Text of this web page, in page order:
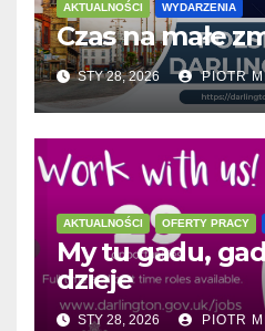
AKTUALNOŚCI WYDARZENIA
Czas na małe
STY 28, 2026 PIOTR
AKTUALNOŚCI OFERTY PRACY
My tu gadu,
dzieje
STY 28, 2026 PIOTR